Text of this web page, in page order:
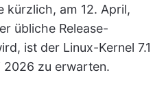
kürzlich, am 12. April,
übliche Release-
ist der Linux-Kernel 7.1
2026 zu erwarten.